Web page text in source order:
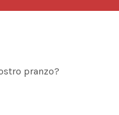
pranzo?